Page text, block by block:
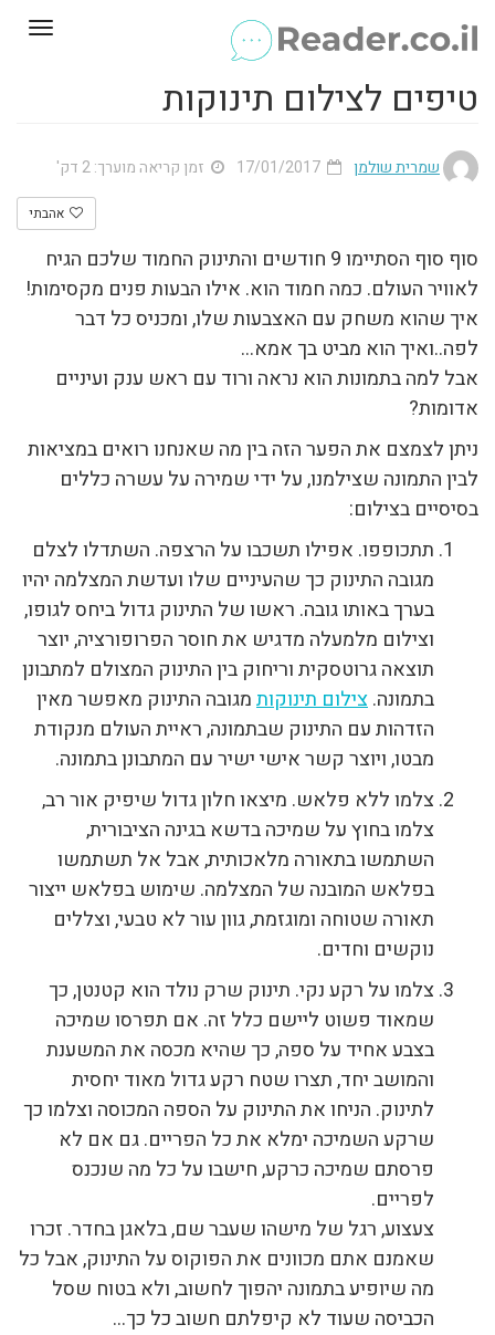
טיפים לצילום תינוקות
שמרית שולמן זמן קריאה מוערך: 2 דק'
אהבתי
סוף סוף הסתיימו 9 חודשים והתינוק החמוד שלכם הגיח
לאוויר העולם. כמה חמוד הוא. אילו הבעות פנים מקסימות!
איך שהוא משחק עם האצבעות שלו, ומכניס כל דבר
לפה..ואיך הוא מביט בך אמא…
אבל למה בתמונות הוא נראה ורוד עם ראש ענק ועיניים
אדומות?
ניתן לצמצם את הפער הזה בין מה שאנחנו רואים במציאות
לבין התמונה שצילמנו, על ידי שמירה על עשרה כללים
בסיסיים בצילום:
תתכופפו. אפילו תשכבו על הרצפה. השתדלו לצלם
מגובה התינוק כך שהעיניים שלו ועדשת המצלמה יהיו
בערך באותו גובה. ראשו של התינוק גדול ביחס לגופו,
וצילום מלמעלה מדגיש את חוסר הפרופורציה, יוצר
תוצאה גרוטסקית וריחוק בין התינוק המצולם למתבונן
בתמונה.צילום תינוקותמגובה התינוק מאפשר מאין
הזדהות עם התינוק שבתמונה, ראיית העולם מנקודת
מבטו, ויוצר קשר אישי ישיר עם המתבונן בתמונה.
צלמו ללא פלאש. מיצאו חלון גדול שיפיק אור רב,
צלמו בחוץ על שמיכה בדשא בגינה הציבורית,
השתמשו בתאורה מלאכותית, אבל אל תשתמשו
בפלאש המובנה של המצלמה. שימוש בפלאש ייצור
תאורה שטוחה ומוגזמת, גוון עור לא טבעי, וצללים
נוקשים וחדים.
צלמו על רקע נקי. תינוק שרק נולד הוא קטנטן, כך
שמאוד פשוט ליישם כלל זה. אם תפרסו שמיכה
בצבע אחיד על ספה, כך שהיא מכסה את המשענת
והמושב יחד, תצרו שטח רקע גדול מאוד יחסית
לתינוק. הניחו את התינוק על הספה המכוסה וצלמו כך
שרקע השמיכה ימלא את כל הפריים. גם אם לא
פרסתם שמיכה כרקע, חישבו על כל מה שנכנס
לפריים.
צעצוע, רגל של מישהו שעבר שם, בלאגן בחדר. זכרו
שאמנם אתם מכוונים את הפוקוס על התינוק, אבל כל
מה שיופיע בתמונה יהפוך לחשוב, ולא בטוח שסל
הכביסה שעוד לא קיפלתם חשוב כל כך…